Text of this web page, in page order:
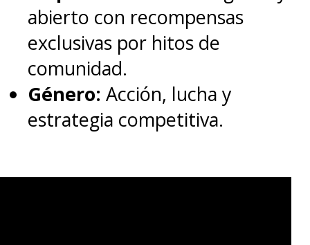
abierto con recompensas
exclusivas por hitos de
comunidad.
Género: Acción, lucha y
estrategia competitiva.